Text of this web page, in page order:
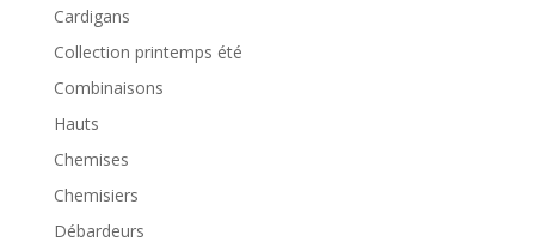
Cardigans
Collection printemps été
Combinaisons
Hauts
Chemises
Chemisiers
Débardeurs